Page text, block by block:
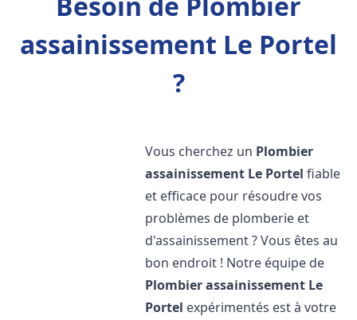
assainissement Le Portel
?
Vous cherchez un Plombier
assainissement Le Portel fiable
et efficace pour résoudre vos
problèmes de plomberie et
d'assainissement ? Vous êtes au
bon endroit ! Notre équipe de
Plombier assainissement Le
Portel expérimentés est à votre